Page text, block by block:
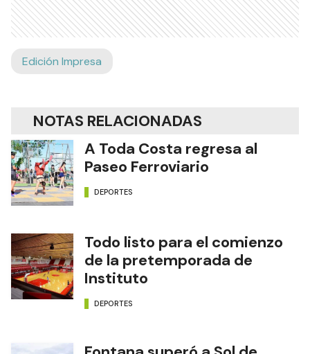
Edición Impresa
NOTAS RELACIONADAS
A Toda Costa regresa al
Paseo Ferroviario
DEPORTES
Todo listo para el comienzo
de la pretemporada de
Instituto
DEPORTES